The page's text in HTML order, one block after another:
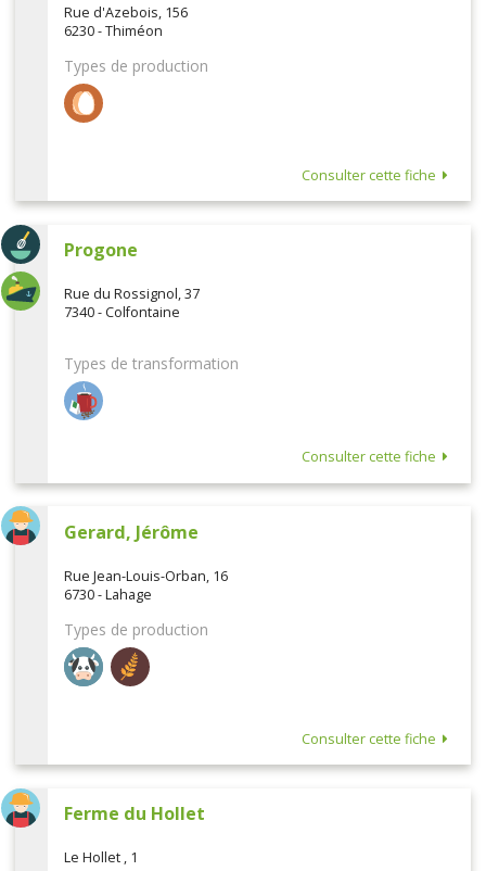
Rue d'Azebois, 156
6230 - Thiméon
Types de production
Consulter cette fiche
Progone
Rue du Rossignol, 37
7340 - Colfontaine
Types de transformation
Consulter cette fiche
Gerard, Jérôme
Rue Jean-Louis-Orban, 16
6730 - Lahage
Types de production
Consulter cette fiche
Ferme du Hollet
Le Hollet , 1